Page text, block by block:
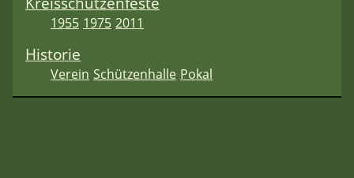
1955 1975 2011
Historie
Verein Schützenhalle Pokal